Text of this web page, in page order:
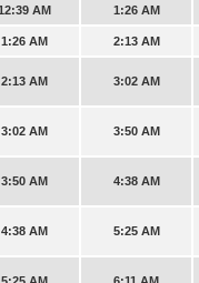
AM 1:26 AM
1:26 AM 2:13 AM
2:13 AM 3:02 AM
3:02 AM 3:50 AM
3:50 AM 4:38 AM
4:38 AM 5:25 AM
5:25 AM 6:11 AM